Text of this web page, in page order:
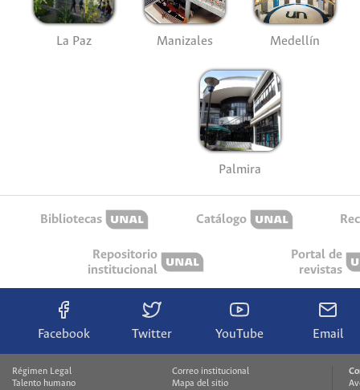
La Paz Manizales Medellín
Palmira
Bibliotecas Catálogo
Repositorio
institucional
Portal de
revistas
Facebook Twitter YouTube Email
Régimen Legal
Talento humano
Correo institucional
Mapa del sitio